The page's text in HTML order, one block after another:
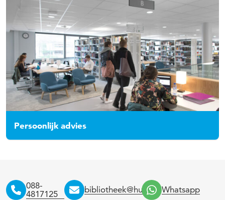
Persoonlijk advies
088-
4817125
bibliotheek@hu.nl Whatsapp